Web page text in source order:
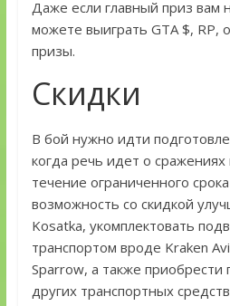
Даже если главный приз вам
можете выиграть GTA $, RP,
призы.
Скидки
В бой нужно идти
когда речь идет о сражениях
течение ограниченного
возможность со скидкой
Kosatka, укомплектовать
транспортом вроде Kraken
Sparrow, а также приобрести
других транспортных